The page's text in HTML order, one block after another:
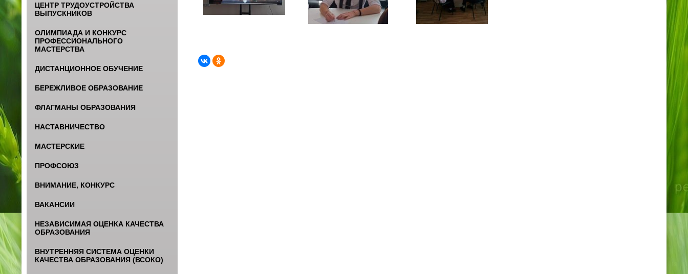
ЦЕНТР ТРУДОУСТРОЙСТВА
ВЫПУСКНИКОВ
ОЛИМПИАДА И КОНКУРС
ПРОФЕССИОНАЛЬНОГО
МАСТЕРСТВА
ДИСТАНЦИОННОЕ ОБУЧЕНИЕ
БЕРЕЖЛИВОЕ ОБРАЗОВАНИЕ
ФЛАГМАНЫ ОБРАЗОВАНИЯ
НАСТАВНИЧЕСТВО
МАСТЕРСКИЕ
ПРОФСОЮЗ
ВНИМАНИЕ, КОНКУРС
ВАКАНСИИ
НЕЗАВИСИМАЯ ОЦЕНКА КАЧЕСТВА
ОБРАЗОВАНИЯ
ВНУТРЕННЯЯ СИСТЕМА ОЦЕНКИ
КАЧЕСТВА ОБРАЗОВАНИЯ (ВСОКО)